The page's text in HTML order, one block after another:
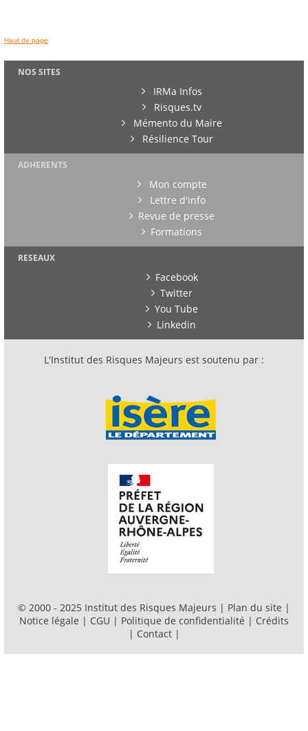
Haut de page
NOS SITES
IRMa Infos
Risques.tv
Mémento du Maire
Résilience Tour
ADHERENTS
Mon compte
Lettre d'info
Revue de presse
Formations
RESEAUX
Facebook
Twitter
You Tube
Linkedin
L'Institut des Risques Majeurs est soutenu par :
© 2000 - 2025 Institut des Risques Majeurs | Plan du site |
Notice légale | CGU | Politique de confidentialité | Crédits
| Contact |